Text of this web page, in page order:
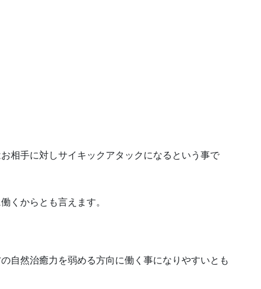
相手に対しサイキックアタックになるという事で
くからとも言えます。
自然治癒力を弱める方向に働く事になりやすいとも